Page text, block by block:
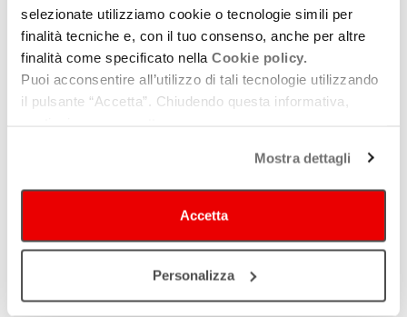
selezionate utilizziamo cookie o tecnologie simili per
finalità tecniche e, con il tuo consenso, anche per altre
finalità come specificato nella Cookie policy.
Puoi acconsentire all’utilizzo di tali tecnologie utilizzando
il pulsante “Accetta”. Chiudendo questa informativa,
Mostra dettagli
Accetta
Personalizza
Il contributo regionale non potrà eccedere la percentuale
dell’80% della spesa ritenuta ammissibile e il contributo
massimo concedibile è di euro 500.000,00.
Chi può presentare domanda:
Romagna che rientrano nell’Elenco P.A. pubblicato annualmente
della legge 31 dicembre 2009, n, 196. I soggetti possono
Scadenza termini partecipazione